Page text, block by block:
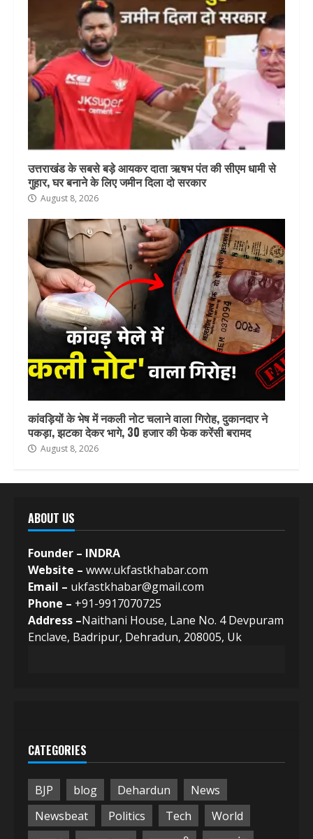
उत्तराखंड के सबसे बड़े आयकर दाता ऋषभ पंत की सीएम धामी से
गुहार, घर बनाने के लिए जमीन दिला दो सरकार
August 8, 2026
कांवड़ियों के भेष में नकली नोट चलाने वाला गिरोह, दुकानदार ने
पकड़ा, झटका देकर भागे, 30 हजार की फेक करेंसी बरामद
August 8, 2026
ABOUT US
Founder – INDRA
Website – www.ukfastkhabar.com
Email – ukfastkhabar@gmail.com
Phone – +91-9917070725
Address –Naithani House, Lane No. 4 Devpuram
Enclave, Badripur, Dehradun, 208005, Uk
CATEGORIES
BJP blog Dehardun
News
Newsbeat
Politics Tech
World